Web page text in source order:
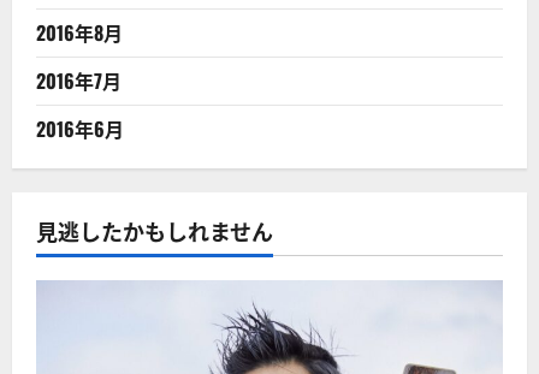
2016年8月
2016年7月
2016年6月
見逃したかもしれません